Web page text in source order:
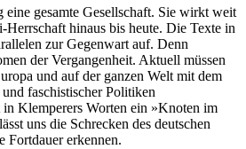
eine gesamte Gesellschaft. Sie wirkt weit
Herrschaft hinaus bis heute. Die Texte in
zur Gegenwart auf. Denn
der Vergangenheit. Aktuell müssen
und auf der ganzen Welt mit dem
faschistischer Politiken
Klemperers Worten ein »Knoten im
uns die Schrecken des deutschen
Fortdauer erkennen.